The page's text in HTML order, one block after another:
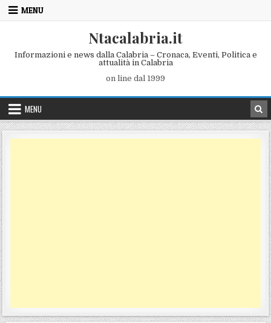
Skip to content
MENU
Ntacalabria.it
Informazioni e news dalla Calabria – Cronaca, Eventi, Politica e
attualità in Calabria
on line dal 1999
MENU